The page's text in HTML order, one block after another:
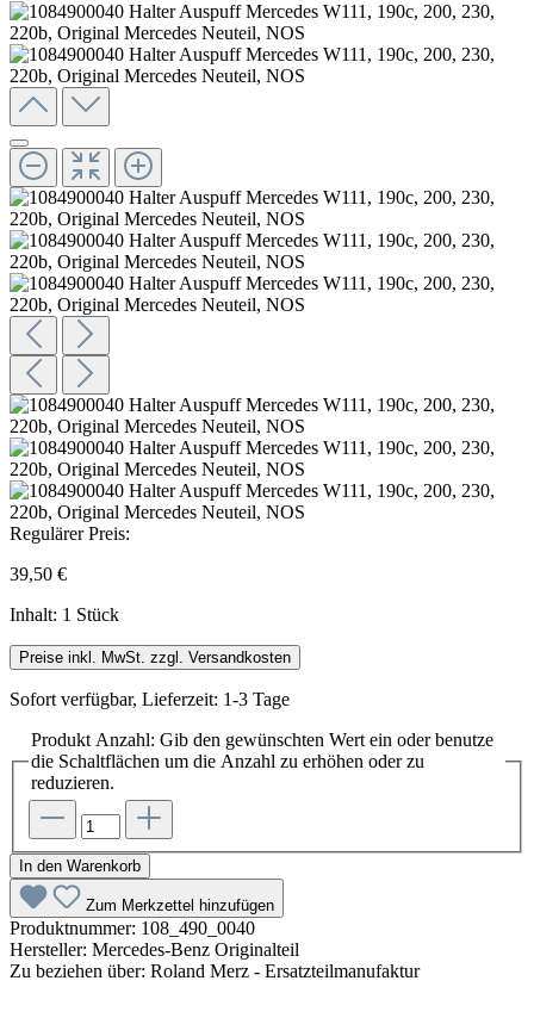
Regulärer Preis:
39,50 €
Inhalt: 1 Stück
Preise inkl. MwSt. zzgl. Versandkosten
Sofort verfügbar, Lieferzeit: 1-3 Tage
Produkt Anzahl: Gib den gewünschten Wert ein oder benutze
die Schaltflächen um die Anzahl zu erhöhen oder zu
reduzieren.
In den Warenkorb
Zum Merkzettel hinzufügen
Produktnummer: 108_490_0040
Hersteller: Mercedes-Benz Originalteil
Zu beziehen über: Roland Merz - Ersatzteilmanufaktur